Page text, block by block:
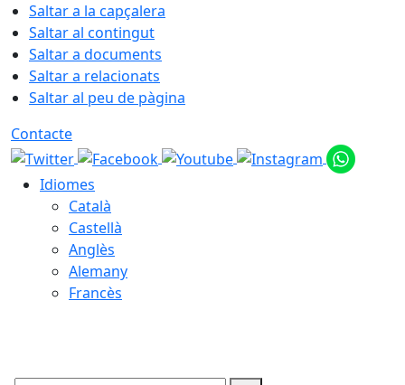
Saltar a la capçalera
Saltar al contingut
Saltar a documents
Saltar a relacionats
Saltar al peu de pàgina
Contacte
Idiomes
Català
Castellà
Anglès
Alemany
Francès